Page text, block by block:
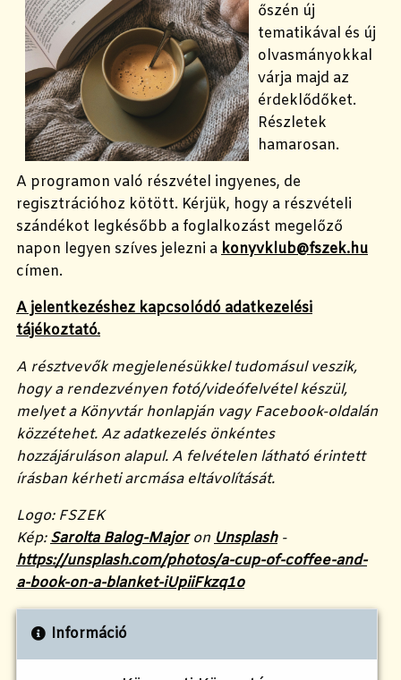
őszén új
tematikával és új
olvasmányokkal
várja majd az
érdeklődőket.
Részletek
hamarosan.
A programon való részvétel ingyenes, de
regisztrációhoz kötött. Kérjük, hogy a részvételi
szándékot legkésőbb a foglalkozást megelőző
napon legyen szíves jelezni a konyvklub@fszek.hu
címen.
A jelentkezéshez kapcsolódó adatkezelési
tájékoztató.
A résztvevők megjelenésükkel tudomásul veszik,
hogy a rendezvényen fotó/videófelvétel készül,
melyet a Könyvtár honlapján vagy Facebook-oldalán
közzétehet. Az adatkezelés önkéntes
hozzájáruláson alapul. A felvételen látható érintett
írásban kérheti arcmása eltávolítását.
Logo: FSZEK
Kép:Sarolta Balog-Majoron Unsplash-
https://unsplash.com/photos/a-cup-of-coffee-and-
a-book-on-a-blanket-iUpiiFkzq1o
Információ